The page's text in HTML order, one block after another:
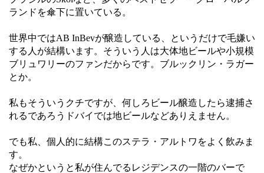
ランドを傘下に置いている。
世界中ではAB InBevが醸造している、というだけで毛嫌い
する人が結構います。そういう人は大体地ビールや小規模
ブリュワリーのファンだからです。ブルックリン・ラガー
とか。
私もそういうクチですが、何しろビール醸造したら逮捕さ
れるであろうドバイでは地ビールなどありえません。
でも私、個人的に結構このステラ・アルトワをよく飲みま
す。
なぜかというと私が住んでるレジデンスの一階のバーで